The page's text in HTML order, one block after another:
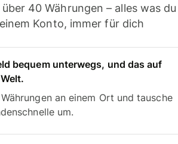
40 Währungen – alles was du
Konto, immer für dich
bequem unterwegs, und das auf
an einem Ort und tausche
um.